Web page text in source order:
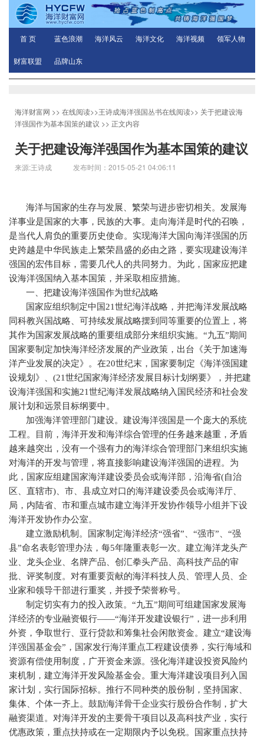
首 页 蓝色浪潮 海洋风云 海洋文化 海洋视频 领军人物
财富联盟 品牌山东
海洋财富网 >> 在线阅读>>王诗成海洋强国丛书在线阅读>> 关于把建设海
洋强国作为基本国策的建议 >> 正文内容
关于把建设海洋强国作为基本国策的建议
来源:王诗成 发布时间：2015-05-21 04:06:11
海洋与国家的生存与发展、繁荣与进步密切相关。发展海
洋事业是国家的大事，民族的大事。走向海洋是时代的召唤，
是当代人肩负的重要历史使命。实现海洋大国向海洋强国的历
史跨越是中华民族走上繁荣昌盛的必由之路，要实现建设海洋
强国的宏伟目标，需要几代人的共同努力。为此，国家应把建
设海洋强国纳入基本国策，并采取相应措施。
一、把建设海洋强国作为世纪战略
国家应组织制定中国21世纪海洋战略，并把海洋发展战略
同科教兴国战略、可持续发展战略摆到同等重要的位置上，将
其作为国家发展战略的重要组成部分来组织实施。“九五”期间
国家要制定加快海洋经济发展的产业政策，出台《关于加速海
洋产业发展的决定》。在20世纪末，国家要制定《海洋强国建
设规划》、 (21世纪国家海洋经济发展目标计划纲要》，并把建
设海洋强国和实施21世纪海洋发展战略纳入国民经济和社会发
展计划和远景目标纲要中。
加强海洋管理部门建设。建设海洋强国是一个庞大的系统
工程。目前，海洋开发和海洋综合管理的任务越来越重，矛盾
越来越突出，没有一个强有力的海洋综合管理部门来组织实施
对海洋的开发与管理，将直接影响建设海洋强国的进程。为
此，国家应组建国家海洋建设委员会或海洋部，沿海省(自治
区、直辖市)、市、县成立对口的海洋建设委员会或海洋厅、
局，内陆省、市和重点城市建立海洋开发协作领导小组并下设
海洋开发协作办公室。
建立激励机制。国家制定海洋经济“强省”、“强市”、“强
县”命名表彰管理办法，每5年隆重表彰一次。建立海洋龙头产
业、龙头企业、名牌产品、创汇拳头产品、高科技产品的审
批、评奖制度。对有重要贡献的海洋科技人员、管理人员、企
业家和领导干部进行重奖，并授予荣誉称号。
制定切实有力的投入政策。“九五”期间可组建国家发展海
洋经济的专业融资银行——“海洋开发建设银行”，进一步利用
外资，争取世行、亚行贷款和筹集社会闲散资金。建立“建设海
洋强国基金会”，国家发行海洋重点工程建设债券，实行海域和
资源有偿使用制度，广开资金来源。强化海洋建设投资风险约
束机制，建立海洋开发风险基金会。重大海洋建设项目列入国
家计划，实行国际招标。推行不同种类的股份制，坚持国家、
集体、个体一齐上。鼓励海洋骨干企业实行股份合作制，扩大
融资渠道。对海洋开发的主要骨干项目以及高科技产业，实行
优惠政策，重点扶持或在一定期限内予以免税。国家重点扶持